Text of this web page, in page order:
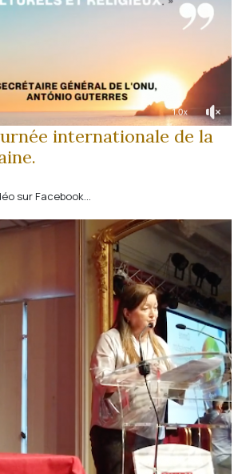
internationale de la
sur Facebook...